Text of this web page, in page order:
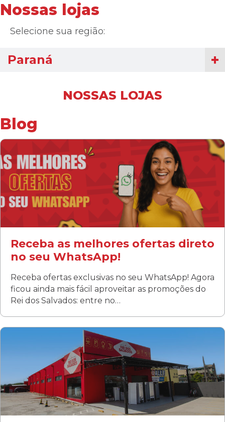
Nossas lojas
Selecione sua região:
Paraná
Fanny
Rua Albino Beatriz, 100 - Fanny, Curitiba –PR
Segunda a sábado: 09h00 às 19h00
Domingo: FECHADA
ÚLTIMOS DIAS DE LIQUIDAÇÃO!
(41) 3411-1754
(41) 99249-4620
NOSSAS LOJAS
Blog
Receba as melhores ofertas direto
no seu WhatsApp!
Receba ofertas exclusivas no seu WhatsApp! Agora
ficou ainda mais fácil aproveitar as promoções do
Rei dos Salvados: entre no…